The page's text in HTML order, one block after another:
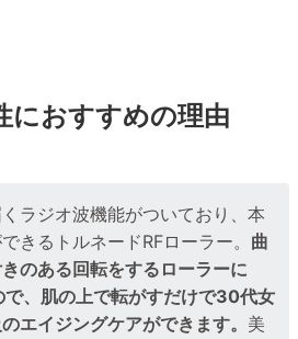
におすすめの理由
ラジオ波機能がついており、本
きるトルネードRFローラー。 曲
のある回転をするローラーに
、肌の上で転がすだけで30代女
エイジングケアができます。 美